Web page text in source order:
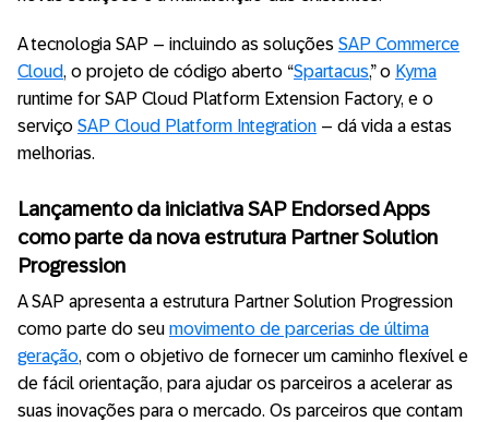
A tecnologia SAP – incluindo as soluções SAP Commerce
Cloud, o projeto de código aberto “Spartacus,” o Kyma
runtime for SAP Cloud Platform Extension Factory, e o
serviço SAP Cloud Platform Integration – dá vida a estas
melhorias.
Lançamento da iniciativa SAP Endorsed Apps
como parte da nova estrutura Partner Solution
Progression
A SAP apresenta a estrutura Partner Solution Progression
como parte do seu movimento de parcerias de última
geração, com o objetivo de fornecer um caminho flexível e
de fácil orientação, para ajudar os parceiros a acelerar as
suas inovações para o mercado. Os parceiros que contam